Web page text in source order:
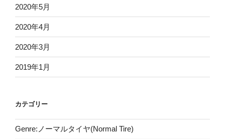
2020年5月
2020年4月
2020年3月
2019年1月
カテゴリー
Genre:ノーマルタイヤ(Normal Tire)